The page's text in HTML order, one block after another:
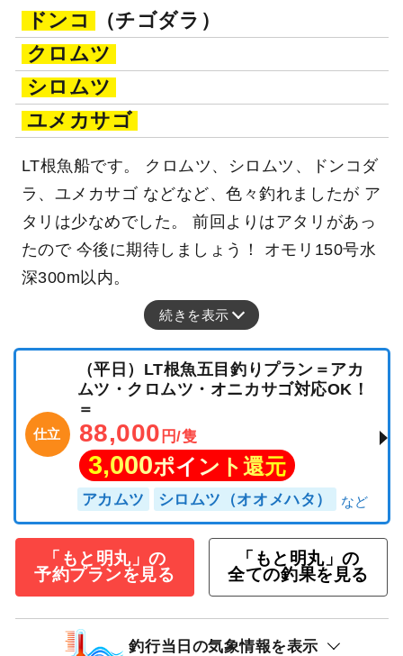
ドンコ
（チゴダラ）
クロムツ
シロムツ
ユメカサゴ
LT根魚船です。 クロムツ、シロムツ、ドンコダ
ラ、ユメカサゴ などなど、色々釣れましたが ア
タリは少なめでした。 前回よりはアタリがあっ
たので 今後に期待しましょう！ オモリ150号水
深300m以内。
続きを表示
仕立
（平日）LT根魚五目釣りプラン＝アカ
ムツ・クロムツ・オニカサゴ対応OK！
＝
88,000 円/隻
3,000ポイント還元
アカムツ シロムツ（オオメハタ）
「もと明丸」の
予約プランを見る
「もと明丸」の
全ての釣果を見る
釣行当日の気象情報を表示